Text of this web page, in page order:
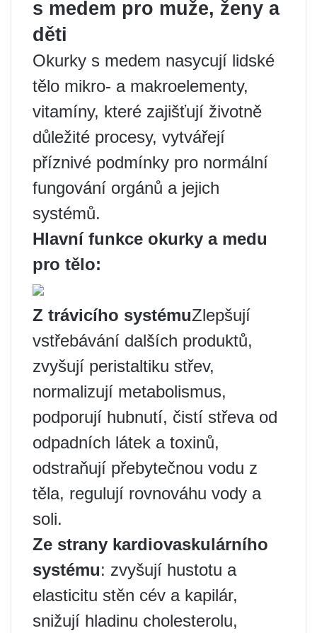
s medem pro muže, ženy a
děti
Okurky s medem nasycují lidské
tělo mikro- a makroelementy,
vitamíny, které zajišťují životně
důležité procesy, vytvářejí
příznivé podmínky pro normální
fungování orgánů a jejich
systémů.
Hlavní funkce okurky a medu
pro tělo:
Z trávicího systémuZlepšují
vstřebávání dalších produktů,
zvyšují peristaltiku střev,
normalizují metabolismus,
podporují hubnutí, čistí střeva od
odpadních látek a toxinů,
odstraňují přebytečnou vodu z
těla, regulují rovnováhu vody a
soli.
Ze strany kardiovaskulárního
systému: zvyšují hustotu a
elasticitu stěn cév a kapilár,
snižují hladinu cholesterolu,